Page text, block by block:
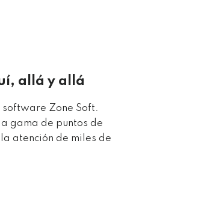
allá y allá
Zone Soft.
gama de puntos de
atención de miles de